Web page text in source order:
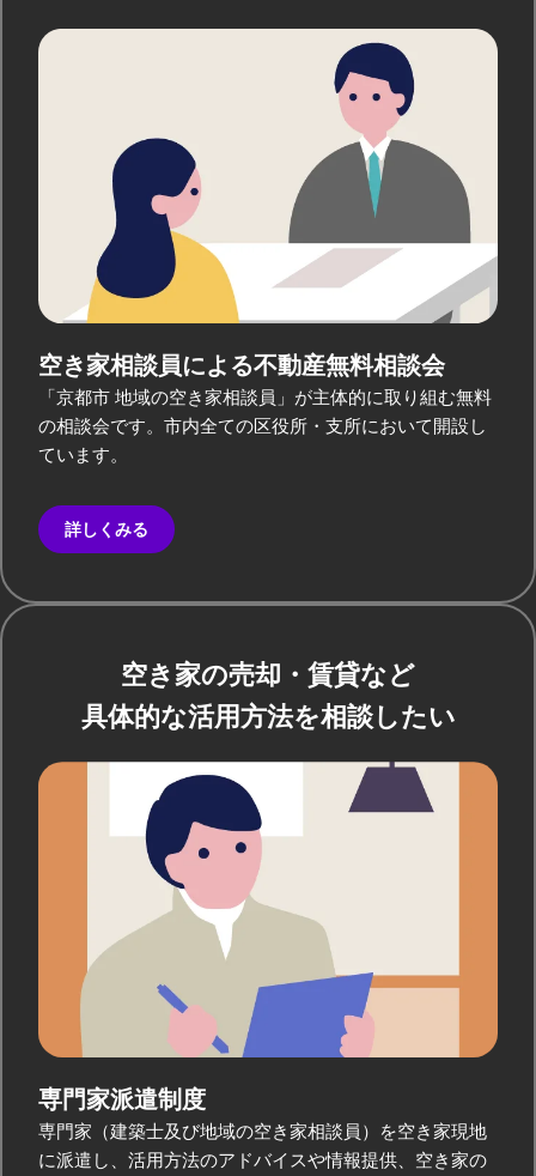
空き家相談員による不動産無料相談会
「京都市 地域の空き家相談員」が主体的に取り組む無料
の相談会です。市内全ての区役所・支所において開設し
ています。
詳しくみる
空き家の売却・賃貸など
具体的な活用方法を相談したい
専門家派遣制度
専門家（建築士及び地域の空き家相談員）を空き家現地
に派遣し、活用方法のアドバイスや情報提供、空き家の